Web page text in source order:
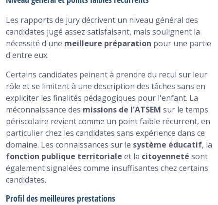
Les rapports de jury décrivent un niveau général des
candidates jugé assez satisfaisant, mais soulignent la
nécessité d'une meilleure préparation pour une partie
d'entre eux.
Certains candidates peinent à prendre du recul sur leur
rôle et se limitent à une description des tâches sans en
expliciter les finalités pédagogiques pour l'enfant. La
méconnaissance des missions de l'ATSEM sur le temps
périscolaire revient comme un point faible récurrent, en
particulier chez les candidates sans expérience dans ce
domaine. Les connaissances sur le système éducatif, la
fonction publique territoriale et la citoyenneté sont
également signalées comme insuffisantes chez certains
candidates.
Profil des meilleures prestations